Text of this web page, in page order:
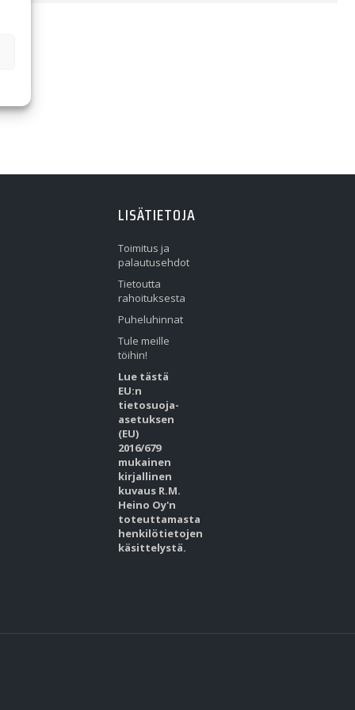
LISÄTIETOJA
Toimitus ja
palautusehdot
Tietoutta
rahoituksesta
Puheluhinnat
Tule meille
töihin!
Lue tästä
EU:n
tietosuoja-
asetuksen
(EU)
2016/679
mukainen
kirjallinen
kuvaus R.M.
Heino Oy'n
toteuttamasta
henkilötietojen
käsittelystä.